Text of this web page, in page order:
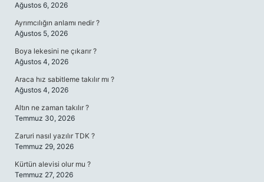
Ağustos 6, 2026
Ayrımcılığın anlamı nedir ?
Ağustos 5, 2026
Boya lekesini ne çıkarır ?
Ağustos 4, 2026
Araca hız sabitleme takılır mı ?
Ağustos 4, 2026
Altın ne zaman takılır ?
Temmuz 30, 2026
Zaruri nasıl yazılır TDK ?
Temmuz 29, 2026
Kürtün alevisi olur mu ?
Temmuz 27, 2026